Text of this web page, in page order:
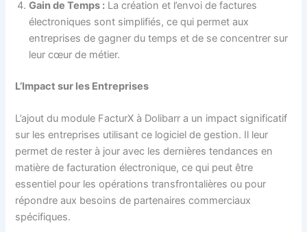
Gain de Temps : La création et l’envoi de factures
électroniques sont simplifiés, ce qui permet aux
entreprises de gagner du temps et de se concentrer sur
leur cœur de métier.
L’Impact sur les Entreprises
L’ajout du module FacturX à Dolibarr a un impact significatif
sur les entreprises utilisant ce logiciel de gestion. Il leur
permet de rester à jour avec les dernières tendances en
matière de facturation électronique, ce qui peut être
essentiel pour les opérations transfrontalières ou pour
répondre aux besoins de partenaires commerciaux
spécifiques.